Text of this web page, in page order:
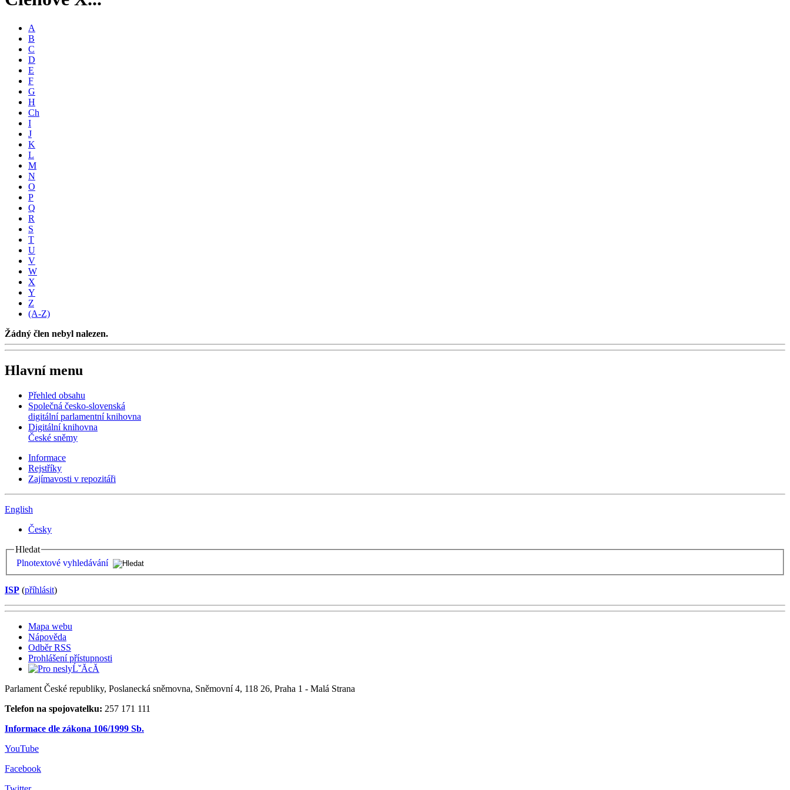
A
B
C
D
E
F
G
H
Ch
I
J
K
L
M
N
O
P
Q
R
S
T
U
V
W
X
Y
Z
(A-Z)
Žádný člen nebyl nalezen.
Hlavní menu
Přehled obsahu
Společná česko-slovenská
digitální parlamentní knihovna
Digitální knihovna
České sněmy
Informace
Rejstříky
Zajímavosti v repozitáři
English
Česky
Hledat
Plnotextové vyhledávání
ISP (příhlásit)
Mapa webu
Nápověda
Odběr RSS
Prohlášení přístupnosti
Parlament České republiky, Poslanecká sněmovna, Sněmovní 4, 118 26, Praha 1 - Malá Strana
Telefon na spojovatelku: 257 171 111
Informace dle zákona 106/1999 Sb.
YouTube
Facebook